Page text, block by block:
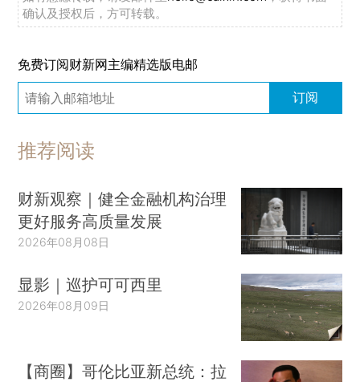
确认及授权后，方可转载。
免费订阅财新网主编精选版电邮
订阅
推荐阅读
财新观察｜健全金融机构治理
更好服务高质量发展
2026年08月08日
显影｜巡护可可西里
2026年08月09日
【商圈】哥伦比亚新总统：拉